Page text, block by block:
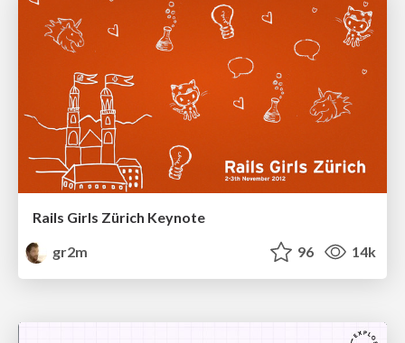
Rails Girls Zürich Keynote
gr2m
96 14k